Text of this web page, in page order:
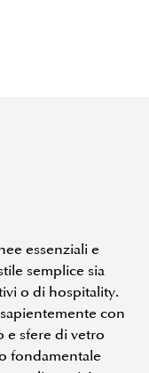
essenziali e
semplice sia
o di hospitality.
con
e sfere di vetro
fondamentale